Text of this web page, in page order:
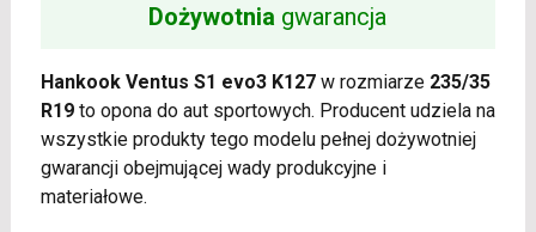
Dożywotnia gwarancja
Hankook Ventus S1 evo3 K127w rozmiarze 235/35
R19to opona do aut sportowych. Producent udziela na
wszystkie produkty tego modelu pełnej dożywotniej
gwarancji obejmującej wady produkcyjne i
materiałowe.